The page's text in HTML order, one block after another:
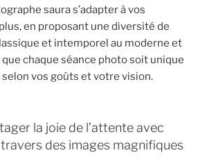
saura s’adapter à vos
en proposant une diversité de
et intemporel au moderne et
chaque séance photo soit unique
vos goûts et votre vision.
la joie de l’attente avec
des images magnifiques